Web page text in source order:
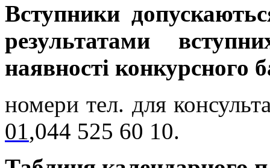
Вступники
результатами
наявності конкурсного
номери тел. для
01,044 525 60 10.